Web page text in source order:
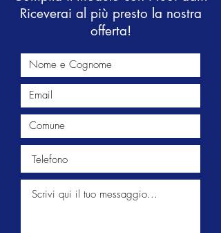
Riceverai al più presto la nostra
offerta!